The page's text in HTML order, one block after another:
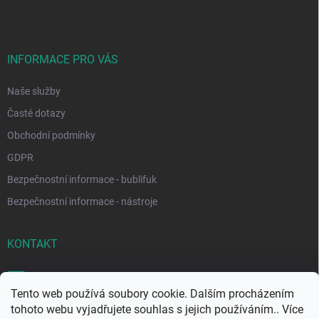
Tento web používá soubory cookie. Dalším procházením
tohoto webu vyjadřujete souhlas s jejich používáním.. Více
INFORMACE PRO VÁS
Naše služby
Časté dotazy
Obchodní podmínky
GDPR
Bezpečnostní informace - bublifuk
Bezpečnostní informace - nástroje
KONTAKT
+420 702 263 525